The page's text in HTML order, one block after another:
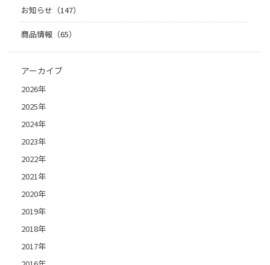
お知らせ（147）
商品情報（65）
アーカイブ
2026年
2025年
2024年
2023年
2022年
2021年
2020年
2019年
2018年
2017年